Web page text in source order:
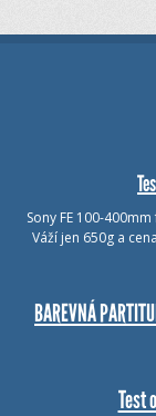
Sony FE 100-
Váží jen 650g a
BAREVNÁ
Test